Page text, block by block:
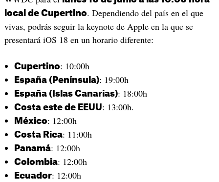
local de Cupertino. Dependiendo del país en el que
vivas, podrás seguir la keynote de Apple en la que se
presentará iOS 18 en un horario diferente:
Cupertino: 10:00h
España (Península): 19:00h
España (Islas Canarias): 18:00h
Costa este de EEUU: 13:00h.
México: 12:00h
Costa Rica: 11:00h
Panamá: 12:00h
Colombia: 12:00h
Ecuador: 12:00h